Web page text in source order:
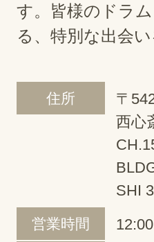
す。皆様のドラ
る、特別な出会い
住所
〒
西心
SHI
営業時間